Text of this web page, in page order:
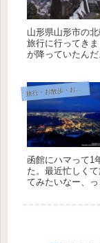
山形県山形市の
旅行に行ってき
が降っていたん
旅
行・お散歩・おでかけ
函館にハマって1
た。最近忙しく
てみたいなー、